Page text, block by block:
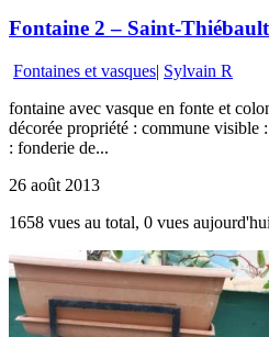
Fontaine 2 – Saint-Thiébault
Fontaines et vasques| Sylvain R
fontaine avec vasque en fonte et
décorée propriété : commune visible
: fonderie de...
26 août 2013
1658 vues au total, 0 vues aujourd'hui